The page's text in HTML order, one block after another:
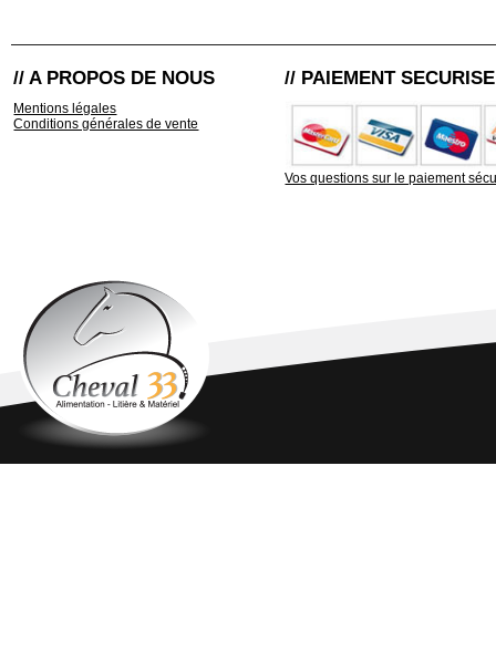
// A PROPOS DE NOUS
Mentions légales
Conditions générales de vente
// PAIEMENT SECURISE
Vos questions sur le paiement